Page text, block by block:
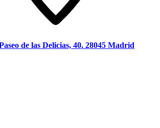
de las Delicias, 40. 28045 Madrid